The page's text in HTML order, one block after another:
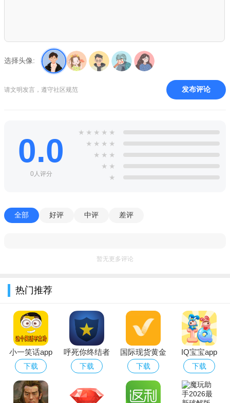
的生活需要不一样的新鲜感，改变沉闷的社交现状，跟海量线上
朋友开心畅聊
一键视频速配交友，快速匹配异性单身对象，真人视频在线
快速发现身边的有缘人，一分钟拉进彼此距离；邂逅同城附
近单身异性。来一场别具一格的同城约会。
具备交友聊天沟通话题内容特别丰富有趣；
具备交友语音聊天互动乐趣丰富，新体验；
选择头像:
请文明发言，遵守社区规范 发布评论
0.0
0人评分
★ ★ ★ ★ ★
★ ★ ★ ★
★ ★ ★
★ ★
★
全部 好评 中评 差评
暂无更多评论
热门推荐
小一笑话app
下载
呼死你终结者
下载
国际现货黄金
分析软件
下载
IQ宝宝app
下载